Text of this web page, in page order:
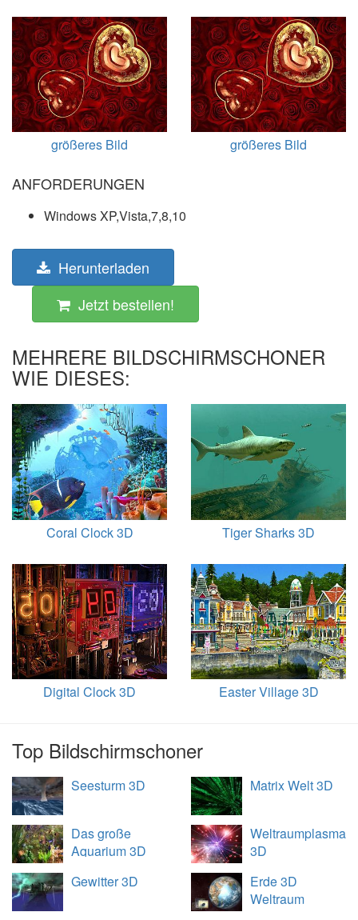
größeres Bild größeres Bild
ANFORDERUNGEN
Windows XP,Vista,7,8,10
Herunterladen
Jetzt bestellen!
MEHRERE BILDSCHIRMSCHONER
WIE DIESES:
Coral Clock 3D Tiger Sharks 3D
Digital Clock 3D Easter Village 3D
Top Bildschirmschoner
Seesturm 3D Matrix Welt 3D
Das große
Aquarium 3D
Weltraumplasma
3D
Gewitter 3D
Erde 3D
Weltraum